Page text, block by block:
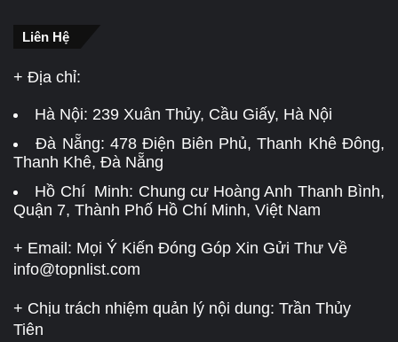
Liên Hệ
+ Địa chỉ:
Hà Nội: 239 Xuân Thủy, Cầu Giấy, Hà Nội
Đà Nẵng:478 Điện Biên Phủ, Thanh Khê Đông,
Thanh Khê, Đà Nẵng
Hồ Chí Minh: Chung cư Hoàng Anh Thanh Bình,
Quận 7, Thành Phố Hồ Chí Minh, Việt Nam
+ Email: Mọi Ý Kiến Đóng Góp Xin Gửi Thư Về
info@topnlist.com
+ Chịu trách nhiệm quản lý nội dung: Trần Thủy
Tiên